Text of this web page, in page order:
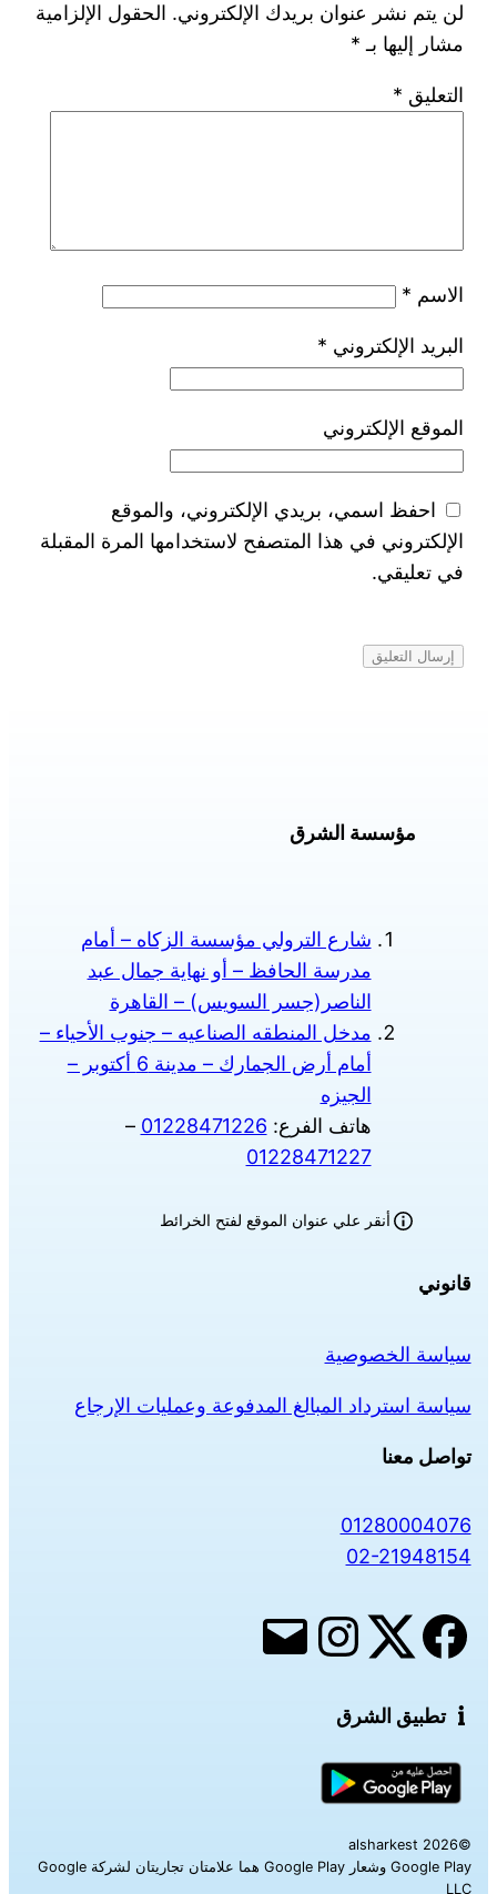
لن يتم نشر عنوان بريدك الإلكتروني. الحقول الإلزامية
مشار إليها بـ *
التعليق *
الاسم *
البريد الإلكتروني *
الموقع الإلكتروني
احفظ اسمي، بريدي الإلكتروني، والموقع
الإلكتروني في هذا المتصفح لاستخدامها المرة المقبلة
في تعليقي.
مؤسسة الشرق
شارع الترولي مؤسسة الزكاه – أمام
مدرسة الحافظ – أو نهاية جمال عبد
الناصر(جسر السويس) – القاهرة
مدخل المنطقه الصناعيه – جنوب الأحياء –
أمام أرض الجمارك – مدينة 6 أكتوبر –
الجيزه
هاتف الفرع: 01228471226
–
01228471227
أنقر علي عنوان الموقع لفتح الخرائط
قانوني
سياسة الخصوصية
سياسة استرداد المبالغ المدفوعة وعمليات الإرجاع
تواصل معنا
01280004076
02-21948154
تطبيق الشرق
©alsharkest 2026
Google Play وشعار Google Play هما علامتان تجاريتان لشركة Google
LLC‎